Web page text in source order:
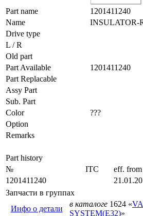
Part name
1201411240
Name
INSULATOR-
Drive type
L / R
Old part
Part Available
1201411240
Part Replacable
Assy Part
Sub. Part
Color
???
Option
Remarks
Part history
№
ITC eff. from
1201411240
Запчасти в группах
Инфо о детали
в каталоге 1624 «
SYSTEM(E32)»